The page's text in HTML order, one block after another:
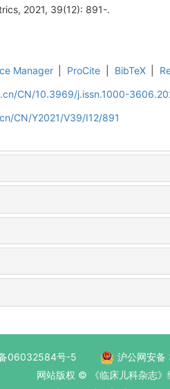
2021, 39(12): 891-.
Manager ProCite BibTeX
CN/10.3969/j.issn.1000-
CN/Y2021/V39/I12/891
06032584号-5
沪公网安
网站版权 © 《临床儿科杂志》